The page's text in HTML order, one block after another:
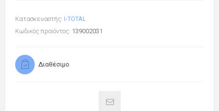
Κατασκευαστής: I-TOTAL
Κωδικός προϊόντος: 139002031
Διαθέσιμο